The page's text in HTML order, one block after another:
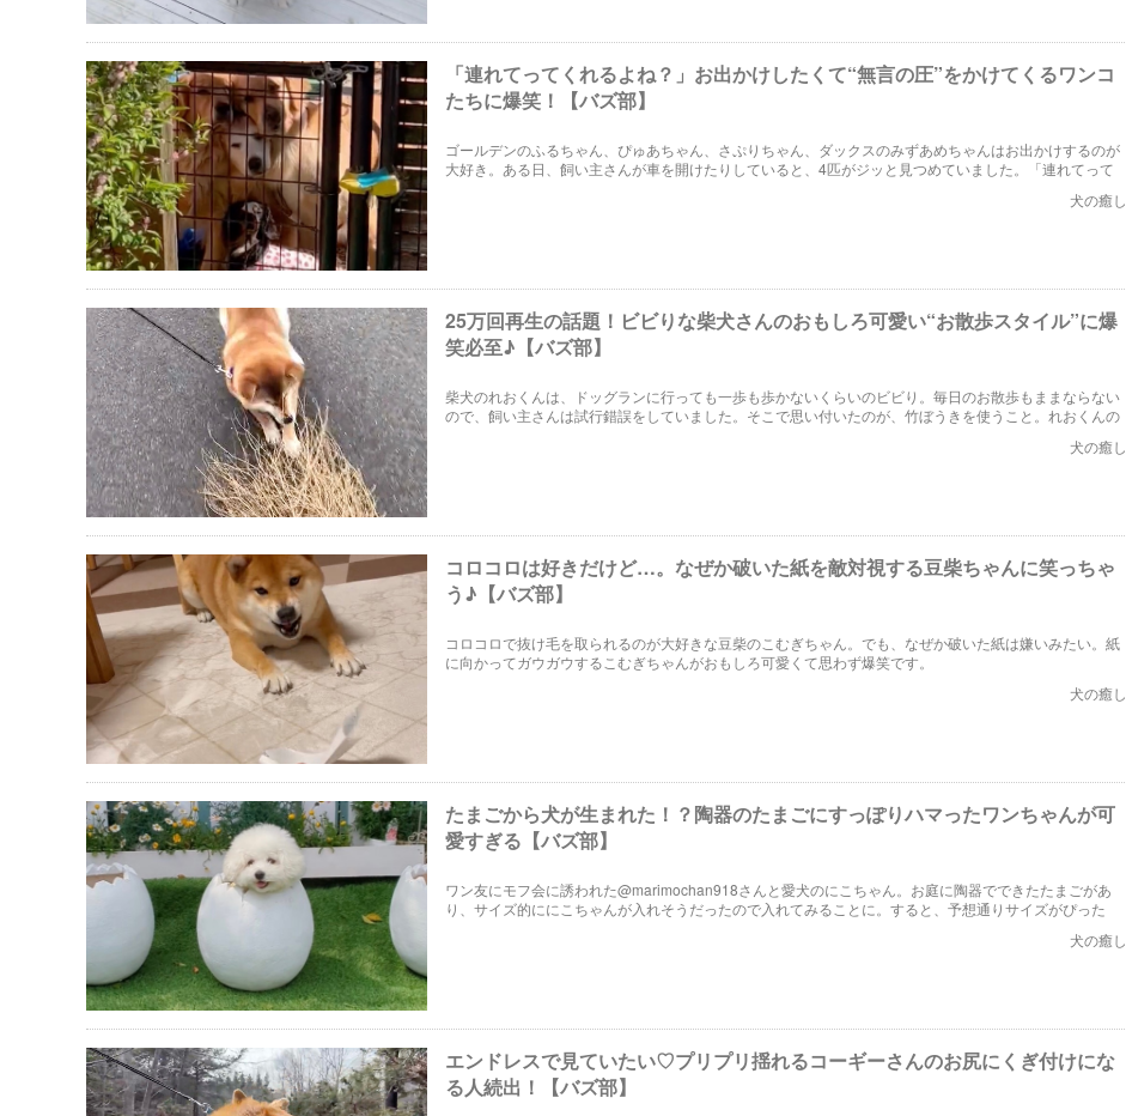
「連れてってくれるよね？」お出かけしたくて“無言の圧”をかけてくるワンコ
たちに爆笑！【バズ部】
ゴールデンのふるちゃん、ぴゅあちゃん、さぷりちゃん、ダックスのみずあめちゃんはお出かけするのが
大好き。ある日、飼い主さんが車を開けたりしていると、4匹がジッと見つめていました。「連れてって
犬の癒し
25万回再生の話題！ビビりな柴犬さんのおもしろ可愛い“お散歩スタイル”に爆
笑必至♪【バズ部】
柴犬のれおくんは、ドッグランに行っても一歩も歩かないくらいのビビり。毎日のお散歩もままならない
ので、飼い主さんは試行錯誤をしていました。そこで思い付いたのが、竹ぼうきを使うこと。れおくんの
犬の癒し
コロコロは好きだけど…。なぜか破いた紙を敵対視する豆柴ちゃんに笑っちゃ
う♪【バズ部】
コロコロで抜け毛を取られるのが大好きな豆柴のこむぎちゃん。でも、なぜか破いた紙は嫌いみたい。紙
に向かってガウガウするこむぎちゃんがおもしろ可愛くて思わず爆笑です。
犬の癒し
たまごから犬が生まれた！？陶器のたまごにすっぽりハマったワンちゃんが可
愛すぎる【バズ部】
ワン友にモフ会に誘われた@marimochan918さんと愛犬のにこちゃん。お庭に陶器でできたたまごがあ
り、サイズ的ににこちゃんが入れそうだったので入れてみることに。すると、予想通りサイズがぴった
犬の癒し
エンドレスで見ていたい♡プリプリ揺れるコーギーさんのお尻にくぎ付けにな
る人続出！【バズ部】